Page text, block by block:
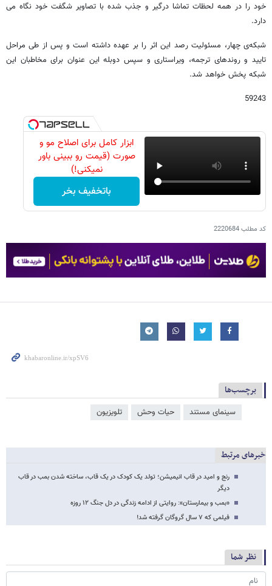
خود را در همه لحظات تماشا درگیر و جذب شده با تصاویر شگفت خود نگاه می
دارد.
شبکه‌ی چهار، مسئولیت رصد این اثر را بر عهده داشته است و پس از طی مراحل
تایید و روندهای ترجمه، ویراستاری و سپس دوبله این عنوان برای مخاطبان این
شبکه پخش خواهد شد.
59243
ابزار کامل برای اصلاح مو و
صورت (قیمت رو ببینی باور
نمیکنی!)
باتخفیف بخر
کد مطلب2220684
برچسب‌ها
سینمای مستند حیات وحش تلویزیون
خبرهای مرتبط
رنج و امید در قاب انیمیشن؛ تولد یک کودک در یک قاب، ساخته شدن بمب در قاب
دیگر
«بمب و بیمارستان»: روایتی از ادامه زندگی در دل جنگ ۱۲ روزه
فیلمی که ۷ سال گروگان گرفته شد!
نظر شما